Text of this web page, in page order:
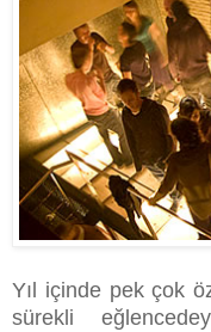
Yıl içinde pek çok
sürekli